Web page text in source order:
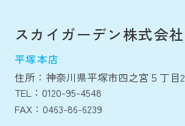
スカイガーデン株式会社
平塚本店
住所：神奈川県平塚市四之宮５丁目
TEL：0120-95-4548
FAX：0463-86-6239